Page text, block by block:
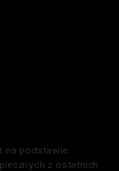
na podstawie
z ostatnich